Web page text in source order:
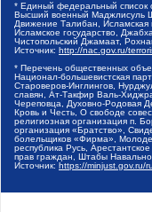
* Единый федеральный список
Высший военный Маджлисуль
Движение Талибан,
Исламское государство,
Чистопольский Джамаат,
Источник: http://nac.gov.ru/
* Перечень общественных
Национал-большевистская
Староверов-Инглингов,
славян, Ат-Такфир Валь-
Череповца, Духовно-Родовая
Кровь и Честь, О свободе
религиозная организация п.
организация «Братство»,
болельщиков «Фирма»,
республика Русь,
прав граждан, Штабы
Источник: https://minjust.gov.ru/